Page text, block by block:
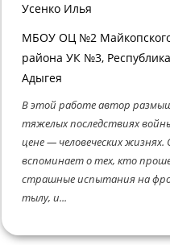
Усенко Илья
МБОУ ОЦ №2
района УК №3, Республика
Адыгея
В этой работе автор
тяжелых последствиях
цене — человеческих жизнях.
вспоминает о тех, кто
страшные испытания на
тылу, и...